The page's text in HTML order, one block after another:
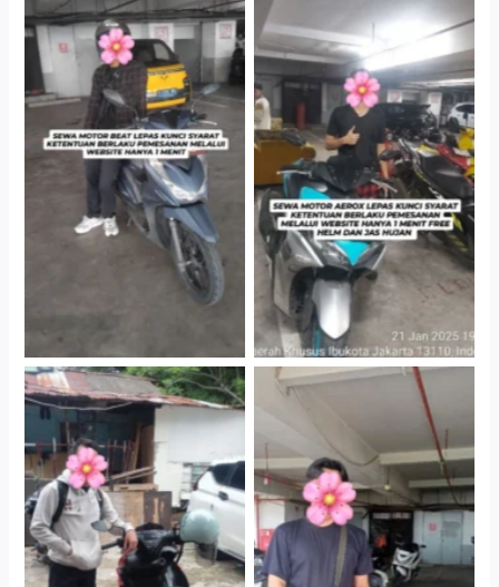
Cityplaza Jatinegara
Gedung Parkir P6A
Cityplaza Jatinegara
Gedung Parkir P6A
Cabang Jakarta Barat
Cityplaza Jatinegara
Gedung Parkir P6A